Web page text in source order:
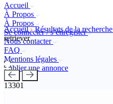
Accueil
À Propos
À Propos
Se connecter / s’enregister
Nous contacter
FAQ
Mentions légales
Publier une annonce
Accueil Résultats de la recherche
retriever
13301